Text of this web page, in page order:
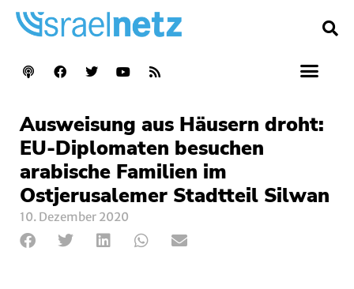
Ausweisung aus Häusern droht:
EU-Diplomaten besuchen
arabische Familien im
Ostjerusalemer Stadtteil Silwan
10. Dezember 2020